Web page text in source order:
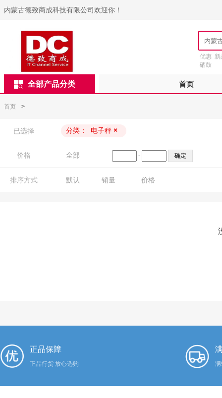
内蒙古德致商成科技有限公司欢迎你！
优惠 新
硒鼓
全部产品分类 首页
首页 >
已选择 分类： 电子秤 ×
价格 全部 -
排序方式 默认 销量 价格
正品保障
正品行货 放心选购